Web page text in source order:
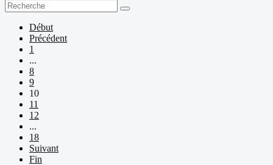
Début
Précédent
1
...
8
9
10
11
12
...
18
Suivant
Fin